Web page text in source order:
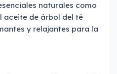
naturales como
aceite de árbol del té
y relajantes para la